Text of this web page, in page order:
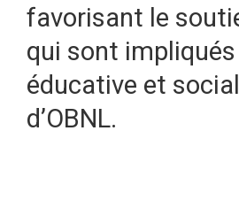
favorisant le
qui sont
éducative et
d’OBNL.